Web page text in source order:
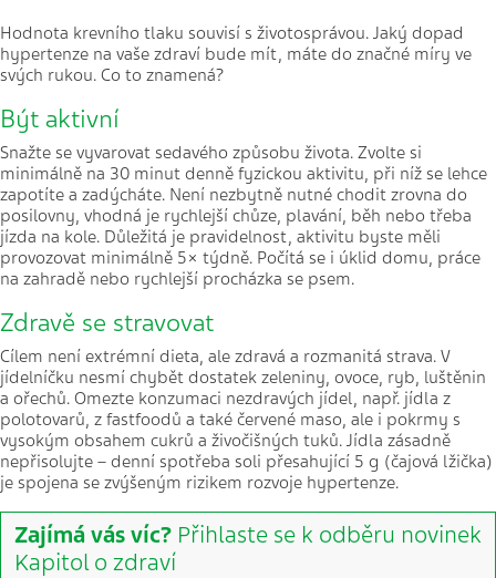
Hodnota krevního tlaku souvisí s životosprávou. Jaký dopad
hypertenze na vaše zdraví bude mít, máte do značné míry ve
svých rukou. Co to znamená?
Být aktivní
Snažte se vyvarovat sedavého způsobu života. Zvolte si
minimálně na 30 minut denně fyzickou aktivitu, při níž se lehce
zapotíte a zadýcháte. Není nezbytně nutné chodit zrovna do
posilovny, vhodná je rychlejší chůze, plavání, běh nebo třeba
jízda na kole. Důležitá je pravidelnost, aktivitu byste měli
provozovat minimálně 5× týdně. Počítá se i úklid domu, práce
na zahradě nebo rychlejší procházka se psem.
Zdravě se stravovat
Cílem není extrémní dieta, ale zdravá a rozmanitá strava. V
jídelníčku nesmí chybět dostatek zeleniny, ovoce, ryb, luštěnin
a ořechů. Omezte konzumaci nezdravých jídel, např. jídla z
polotovarů, z fastfoodů a také červené maso, ale i pokrmy s
vysokým obsahem cukrů a živočišných tuků. Jídla zásadně
nepřisolujte – denní spotřeba soli přesahující 5 g (čajová lžička)
je spojena se zvýšeným rizikem rozvoje hypertenze.
Zajímá vás víc? Přihlaste se k odběru novinek
Kapitol o zdraví